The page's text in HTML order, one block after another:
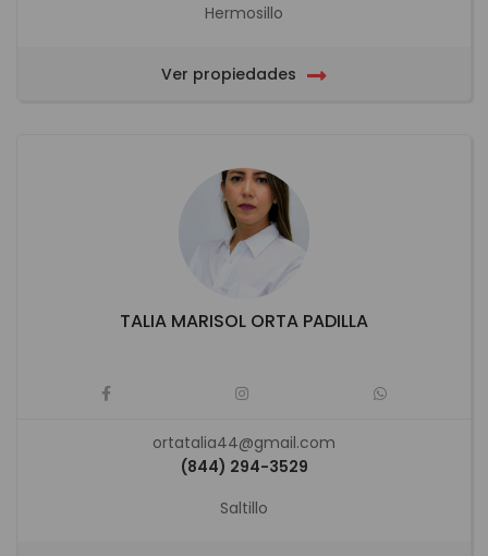
Hermosillo
Ver propiedades
TALIA MARISOL ORTA PADILLA
ortatalia44@gmail.com
(844) 294-3529
Saltillo